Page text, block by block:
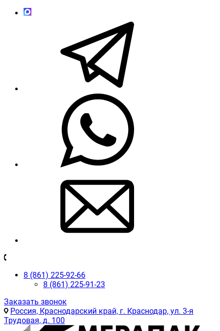
8 (861) 225-92-66
8 (861) 225-91-23
Заказать звонок
Россия, Краснодарский край, г. Краснодар, ул. 3-я
Трудовая, д. 100